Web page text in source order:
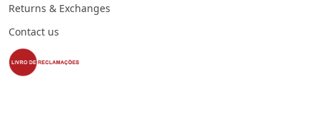
Returns & Exchanges
Contact us